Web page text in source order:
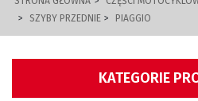
SZYBY PRZEDNIE
PIAGGIO
KATEGORIE